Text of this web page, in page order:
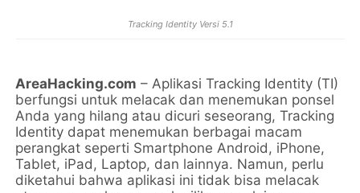
Tracking Identity Versi 5.1
AreaHacking.com – Aplikasi Tracking Identity (TI)
berfungsi untuk melacak dan menemukan ponsel
Anda yang hilang atau dicuri seseorang, Tracking
Identity dapat menemukan berbagai macam
perangkat seperti Smartphone Android, iPhone,
Tablet, iPad, Laptop, dan lainnya. Namun, perlu
diketahui bahwa aplikasi ini tidak bisa melacak